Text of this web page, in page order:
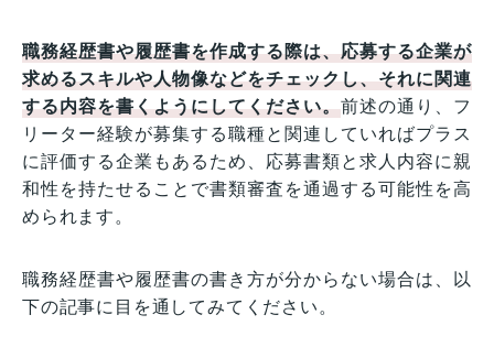
職務経歴書や履歴書を作成する際は、応募する企業が
求めるスキルや人物像などをチェックし、それに関連
する内容を書くようにしてください。前述の通り、フ
リーター経験が募集する職種と関連していればプラス
に評価する企業もあるため、応募書類と求人内容に親
和性を持たせることで書類審査を通過する可能性を高
められます。
職務経歴書や履歴書の書き方が分からない場合は、以
下の記事に目を通してみてください。